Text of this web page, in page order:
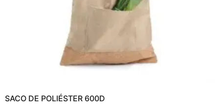
SACO DE POLIÉSTER 600D